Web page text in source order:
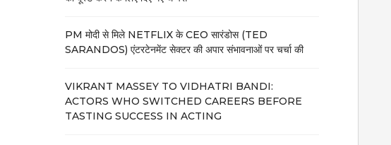
PM मोदी से मिले NETFLIX के CEO सारंडोस (TED
SARANDOS) एंटरटेनमेंट सेक्टर की अपार संभावनाओं पर चर्चा की
VIKRANT MASSEY TO VIDHATRI BANDI:
ACTORS WHO SWITCHED CAREERS BEFORE
TASTING SUCCESS IN ACTING